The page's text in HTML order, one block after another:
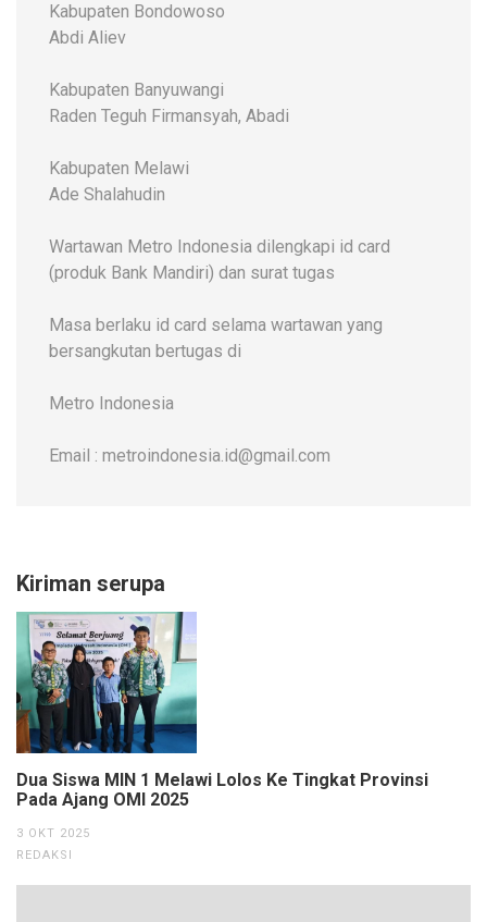
Kabupaten Bondowoso
Abdi Aliev
Kabupaten Banyuwangi
Raden Teguh Firmansyah, Abadi
Kabupaten Melawi
Ade Shalahudin
Wartawan Metro Indonesia dilengkapi id card
(produk Bank Mandiri) dan surat tugas
Masa berlaku id card selama wartawan yang
bersangkutan bertugas di
Metro Indonesia
Email : metroindonesia.id@gmail.com
Kiriman serupa
Dua Siswa MIN 1 Melawi Lolos Ke Tingkat Provinsi
Pada Ajang OMI 2025
3 OKT 2025
REDAKSI